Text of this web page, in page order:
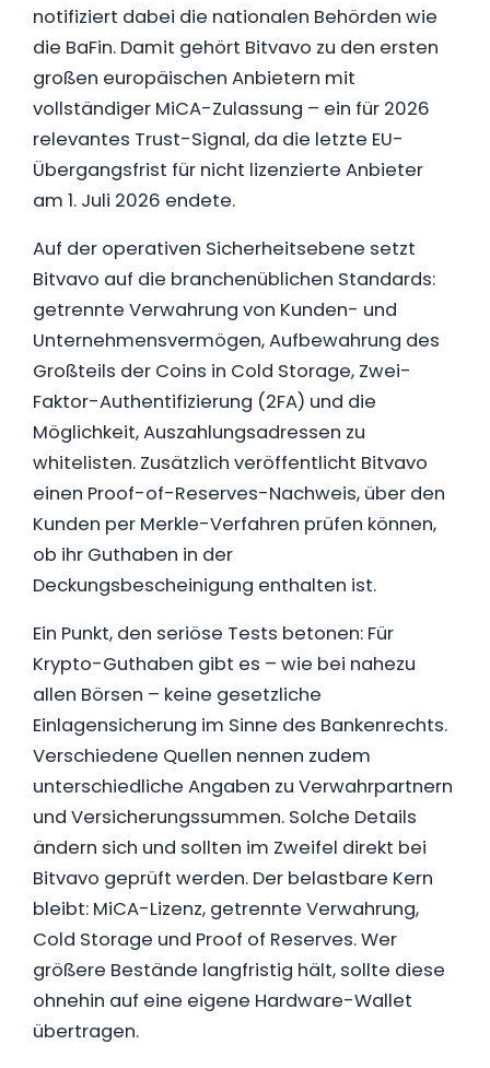
notifiziert dabei die nationalen Behörden wie
die BaFin. Damit gehört Bitvavo zu den ersten
großen europäischen Anbietern mit
vollständiger MiCA-Zulassung – ein für 2026
relevantes Trust-Signal, da die letzte EU-
Übergangsfrist für nicht lizenzierte Anbieter
am 1. Juli 2026 endete.
Auf der operativen Sicherheitsebene setzt
Bitvavo auf die branchenüblichen Standards:
getrennte Verwahrung von Kunden- und
Unternehmensvermögen, Aufbewahrung des
Großteils der Coins in Cold Storage, Zwei-
Faktor-Authentifizierung (2FA) und die
Möglichkeit, Auszahlungsadressen zu
whitelisten. Zusätzlich veröffentlicht Bitvavo
einen Proof-of-Reserves-Nachweis, über den
Kunden per Merkle-Verfahren prüfen können,
ob ihr Guthaben in der
Deckungsbescheinigung enthalten ist.
Ein Punkt, den seriöse Tests betonen: Für
Krypto-Guthaben gibt es – wie bei nahezu
allen Börsen – keine gesetzliche
Einlagensicherung im Sinne des Bankenrechts.
Verschiedene Quellen nennen zudem
unterschiedliche Angaben zu Verwahrpartnern
und Versicherungssummen. Solche Details
ändern sich und sollten im Zweifel direkt bei
Bitvavo geprüft werden. Der belastbare Kern
bleibt: MiCA-Lizenz, getrennte Verwahrung,
Cold Storage und Proof of Reserves. Wer
größere Bestände langfristig hält, sollte diese
ohnehin auf eine eigene Hardware-Wallet
übertragen.